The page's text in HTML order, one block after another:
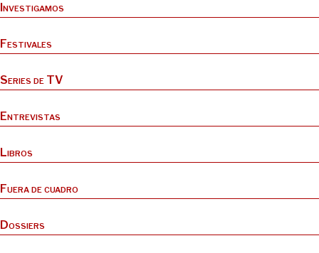
Investigamos
Festivales
Series de TV
Entrevistas
Libros
Fuera de cuadro
Dossiers